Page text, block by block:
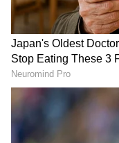
ಕೈ-ಕಾಲಿಗೆ ಹಚ್ಚುವ
ಬಣ್ಣ ಬರಬೇಕಾ?
ಫಾಲೋ ಮಾಡಿ ಅಂದ
LATEST VIDEOS
"ರಾಜಕೀಯ ಬೇಡ,
ಕನಕೋತ್ಸವದಲ್ಲಿ
Shetty speech |